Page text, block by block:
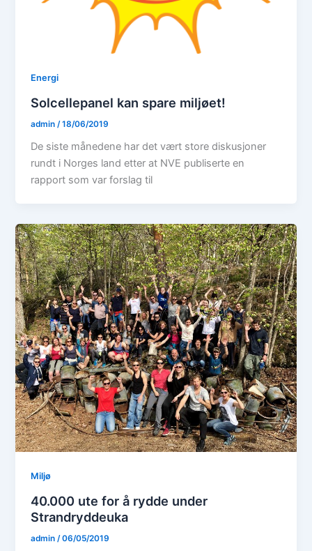
Energi
Solcellepanel kan spare miljøet!
admin /18/06/2019
De siste månedene har det vært store diskusjoner
rundt i Norges land etter at NVE publiserte en
rapport som var forslag til
Miljø
40.000 ute for å rydde under
Strandryddeuka
admin/06/05/2019